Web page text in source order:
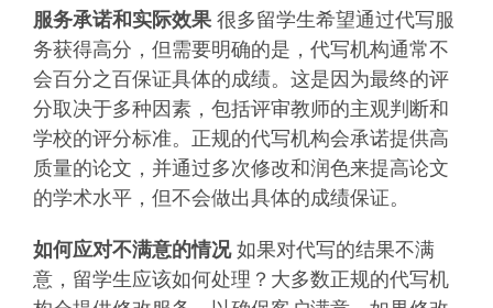
服务承诺和实际效果很多留学生希望通过代写服
务获得高分，但需要明确的是，代写机构通常不
会百分之百保证具体的成绩。这是因为最终的评
分取决于多种因素，包括评审教师的主观判断和
学校的评分标准。正规的代写机构会承诺提供高
质量的论文，并通过多次修改和润色来提高论文
的学术水平，但不会做出具体的成绩保证。
如何应对不满意的情况如果对代写的结果不满
意，留学生应该如何处理？大多数正规的代写机